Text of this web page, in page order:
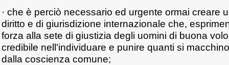
· che è perciò necessario ed urgente ormai creare
diritto e di giurisdizione internazionale che,
forza alla sete di giustizia degli uomini di buona
credibile nell'individuare e punire quanti si
dalla coscienza comune;